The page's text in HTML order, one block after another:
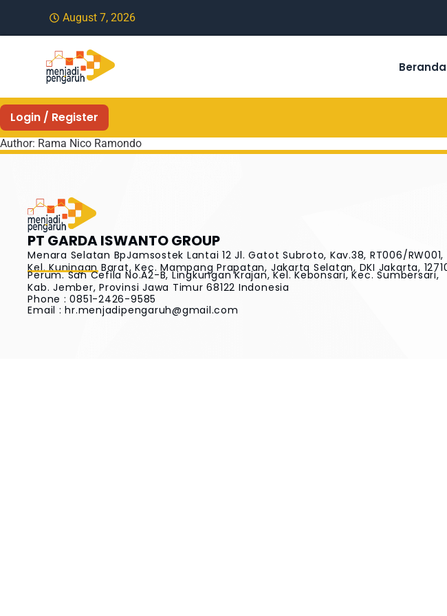
August 7, 2026
Beranda
Login / Register
Author: Rama Nico Ramondo
PT GARDA ISWANTO GROUP
Menara Selatan BpJamsostek Lantai 12 Jl. Gatot Subroto, Kav.38, RT006/RW001,
Kel. Kuningan Barat, Kec. Mampang Prapatan, Jakarta Selatan, DKI Jakarta,
Perum. San Cefila No.A2-B, Lingkungan Krajan, Kel. Kebonsari, Kec. Sumbersari,
Kab. Jember, Provinsi Jawa Timur 68122 Indonesia
Phone : 0851-2426-9585
Email :hr.menjadipengaruh@gmail.com